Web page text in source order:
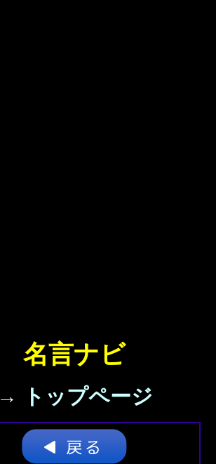
名言ナビ
→ トップページ